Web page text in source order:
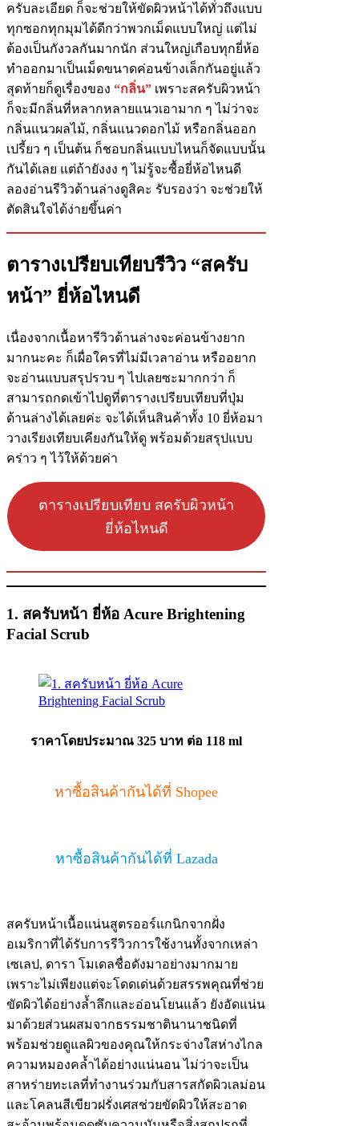
ครับละเอียด ก็จะช่วยให้ขัดผิวหน้าได้ทั่วถึงแบบ
ทุกซอกทุกมุมได้ดีกว่าพวกเม็ดแบบใหญ่ แต่ไม่
ต้องเป็นกังวลกันมากนัก ส่วนใหญ่เกือบทุกยี่ห้อ
ทำออกมาเป็นเม็ดขนาดค่อนข้างเล็กกันอยู่แล้ว
สุดท้ายก็ดูเรื่องของ “กลิ่น” เพราะสครับผิวหน้า
ก็จะมีกลิ่นที่หลากหลายแนวเอามาก ๆ ไม่ว่าจะ
กลิ่นแนวผลไม้,​ กลิ่นแนวดอกไม้ หรือกลิ่นออก
เปรี้ยว ๆ เป็นต้น ก็ชอบกลิ่นแบบไหนก็จัดแบบนั้น
กันได้เลย แต่ถ้ายังงง ๆ ไม่รู้จะซื้อยี่ห้อไหนดี
ลองอ่านรีวิวด้านล่างดูสิคะ รับรองว่า จะช่วยให้
ตัดสินใจได้ง่ายขึ้นค่า
ตารางเปรียบเทียบรีวิว “สครับ
หน้า” ยี่ห้อไหนดี
เนื่องจากเนื้อหารีวิวด้านล่างจะค่อนข้างยาก
มากนะคะ ก็เผื่อใครที่ไม่มีเวลาอ่าน หรืออยาก
จะอ่านแบบสรุปรวบ ๆ ไปเลยซะมากกว่า ก็
สามารถกดเข้าไปดูที่ตารางเปรียบเทียบที่ปุ่ม
ด้านล่างได้เลยค่ะ จะได้เห็นสินค้าทั้ง 10 ยี่ห้อมา
วางเรียงเทียบเคียงกันให้ดู พร้อมด้วยสรุปแบบ
คร่าว ๆ ไว้ให้ด้วยค่า
ตารางเปรียบเทียบ สครับผิวหน้า
ยี่ห้อไหนดี
1. สครับหน้า ยี่ห้อ Acure Brightening
Facial Scrub
ราคาโดยประมาณ 325 บาท ต่อ 118 ml
หาซื้อสินค้ากันได้ที่ Shopee
หาซื้อสินค้ากันได้ที่ Lazada
สครับหน้าเนื้อแน่นสูตรออร์แกนิกจากฝั่ง
อเมริกาที่ได้รับการรีวิวการใช้งานทั้งจากเหล่า
เซเลป, ดารา โมเดลชื่อดังมาอย่างมากมาย
เพราะไม่เพียงแต่จะโดดเด่นด้วยสรรพคุณที่ช่วย
ขัดผิวได้อย่างล้ำลึกและอ่อนโยนแล้ว ยังอัดแน่น
มาด้วยส่วนผสมจากธรรมชาตินานาชนิดที่
พร้อมช่วยดูแลผิวของคุณให้กระจ่างใสห่างไกล
ความหมองคล้ำได้อย่างแน่นอน ไม่ว่าจะเป็น
สาหร่ายทะเลที่ทำงานร่วมกับสารสกัดผิวเลม่อน
และโคลนสีเขียวฝรั่งเศสช่วยขัดผิวให้สะอาด